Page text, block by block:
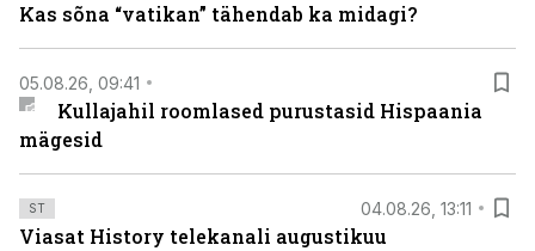
Kas sõna “vatikan” tähendab ka midagi?
05.08.26, 09:41
Kullajahil roomlased purustasid Hispaania
mägesid
ST 04.08.26, 13:11
Viasat History telekanali augustikuu